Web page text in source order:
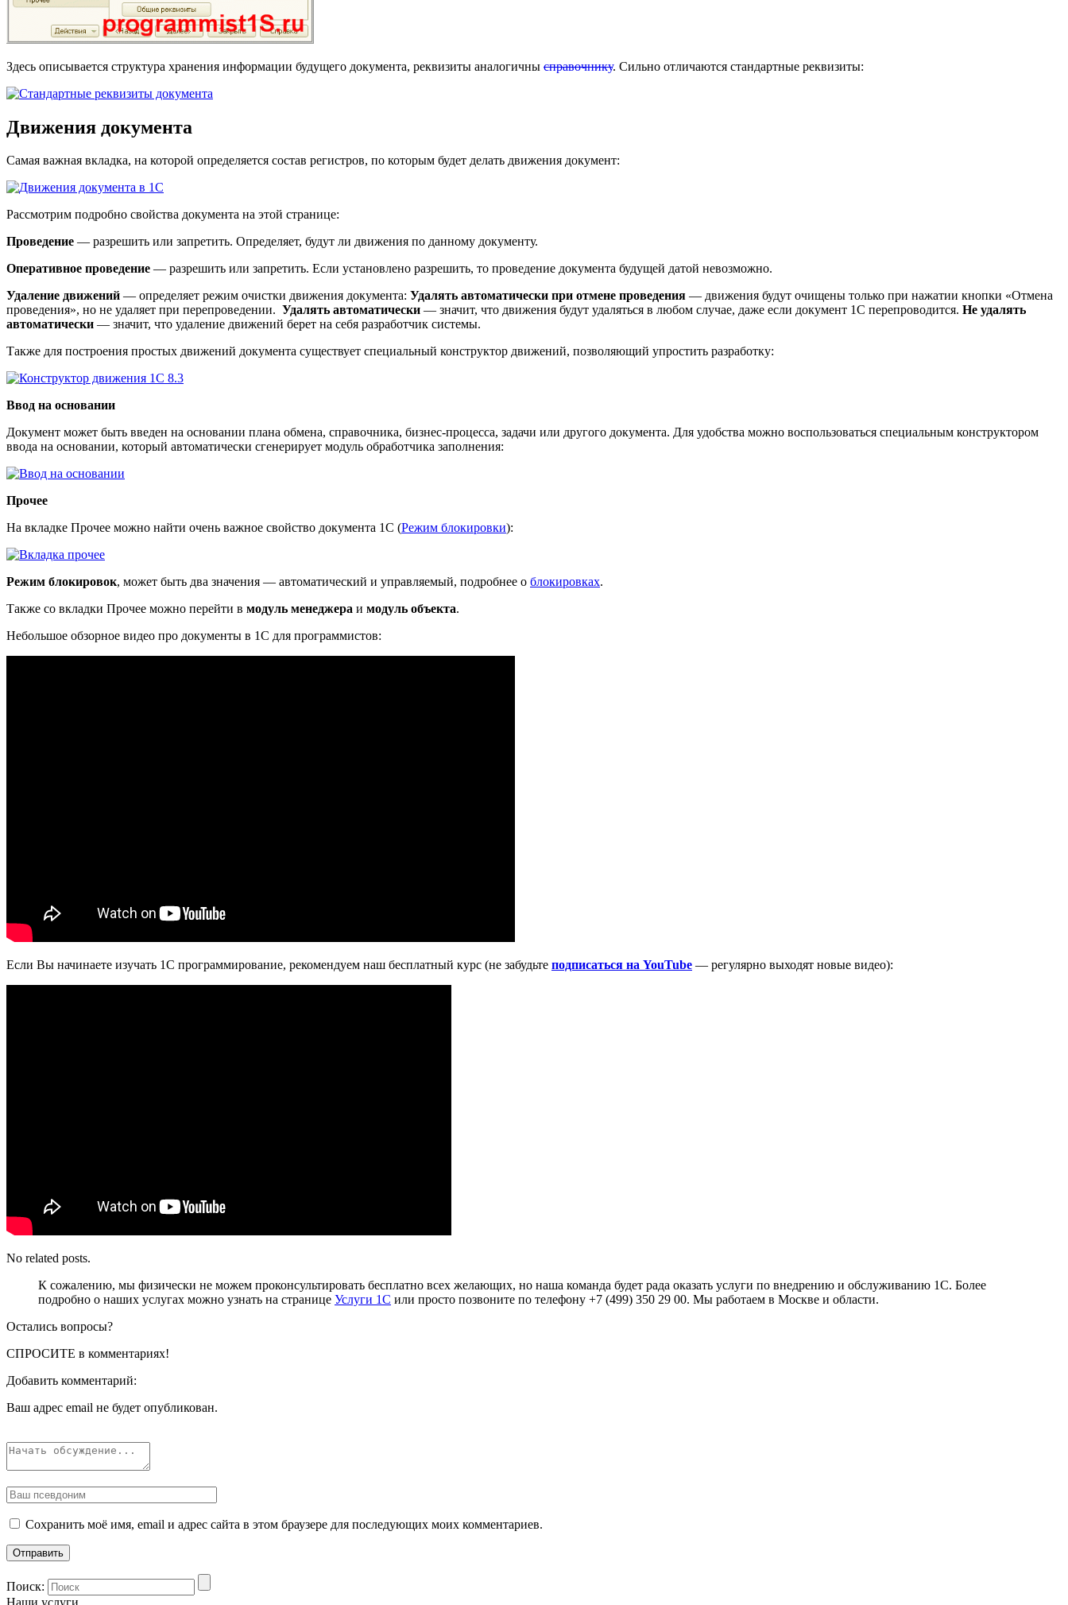
Здесь описывается структура хранения информации будущего документа, реквизиты аналогичны справочнику. Сильно отличаются стандартные реквизиты:
Движения документа
Самая важная вкладка, на которой определяется состав регистров, по которым будет делать движения документ:
Рассмотрим подробно свойства документа на этой странице:
Проведение — разрешить или запретить. Определяет, будут ли движения по данному документу.
Оперативное проведение — разрешить или запретить. Если установлено разрешить, то проведение документа будущей датой невозможно.
Удаление движений — определяет режим очистки движения документа: Удалять автоматически при отмене проведения — движения будут очищены только при нажатии кнопки «Отмена
проведения», но не удаляет при перепроведении. Удалять автоматически — значит, что движения будут удаляться в любом случае, даже если документ 1С перепроводится. Не удалять
автоматически — значит, что удаление движений берет на себя разработчик системы.
Также для построения простых движений документа существует специальный конструктор движений, позволяющий упростить разработку:
Ввод на основании
Документ может быть введен на основании плана обмена, справочника, бизнес-процесса, задачи или другого документа. Для удобства можно воспользоваться специальным конструктором
ввода на основании, который автоматически сгенерирует модуль обработчика заполнения:
Прочее
На вкладке Прочее можно найти очень важное свойство документа 1С (Режим блокировки):
Режим блокировок, может быть два значения — автоматический и управляемый, подробнее о блокировках.
Также со вкладки Прочее можно перейти в модуль менеджера и модуль объекта.
Небольшое обзорное видео про документы в 1С для программистов:
Если Вы начинаете изучать 1С программирование, рекомендуем наш бесплатный курс (не забудьте подписаться на YouTube — регулярно выходят новые видео):
No related posts.
К сожалению, мы физически не можем проконсультировать бесплатно всех желающих, но наша команда будет рада оказать услуги по внедрению и обслуживанию 1С. Более
подробно о наших услугах можно узнать на странице Услуги 1С или просто позвоните по телефону +7 (499) 350 29 00. Мы работаем в Москве и области.
Остались вопросы?
СПРОСИТЕ в комментариях!
Добавить комментарий:
Ваш адрес email не будет опубликован.
Сохранить моё имя, email и адрес сайта в этом браузере для последующих моих комментариев.
Поиск: